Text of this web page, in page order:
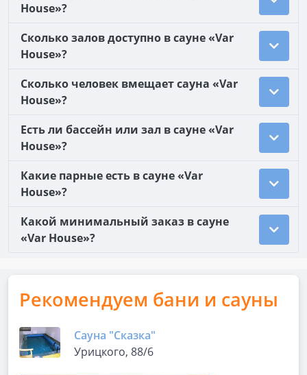
House»?
Сколько залов доступно в сауне «Var
House»?
Сколько человек вмещает сауна «Var
House»?
Есть ли бассейн или зал в сауне «Var
House»?
Какие парные есть в сауне «Var
House»?
Какой минимальный заказ в сауне
«Var House»?
Рекомендуем бани и сауны
Сауна "Сказка"
Урицкого, 88/6